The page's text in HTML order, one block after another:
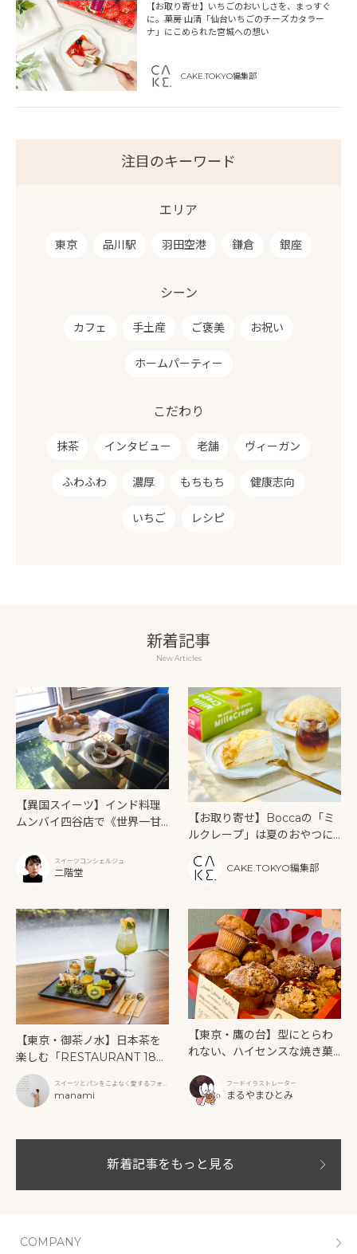
【お取り寄せ】いちごのおいしさを、まっすぐ
に。菓房 山清「仙台いちごのチーズカタラー
ナ」にこめられた宮城への想い
CAKE.TOKYO編集部
注目のキーワード
エリア
東京 品川駅 羽田空港 鎌倉 銀座
シーン
カフェ 手土産 ご褒美 お祝い
ホームパーティー
こだわり
抹茶 インタビュー 老舗 ヴィーガン
ふわふわ 濃厚 もちもち 健康志向
いちご レシピ
新着記事
New Articles
【異国スイーツ】インド料理
ムンバイ四谷店で《世界一甘
ー》を味わうスイーツコンシェルジュ
二階堂
【お取り寄せ】Boccaの「ミ
ルクレープ」は夏のおやつに
CAKE.TOKYO編集部
【東京・御茶ノ水】日本茶を
楽しむ「RESTAURANT 189
9 OCHANOMIZU」の抹茶ア
フタヌーンティーと新作クリ
ームソーダ
スイーツとパンをこよなく愛するフォト
グラファー
manami
【東京・鷹の台】型にとらわ
れない、ハイセンスな焼き菓
フードイラストレーター
まるやまひとみ
新着記事をもっと見る
COMPANY